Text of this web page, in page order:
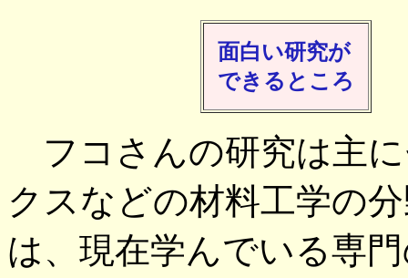
面白い研究が
できるところ
フコさんの研究は主
クスなどの材料工学の
は、現在学んでいる専